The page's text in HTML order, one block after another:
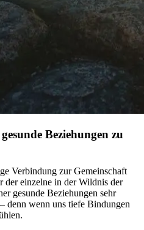
Beziehungen zu
Ver­bin­dung zur Gemein­schaft
der einzelne in der Wildnis der
gesunde Bezie­hun­gen sehr
denn wenn uns tiefe Bindungen